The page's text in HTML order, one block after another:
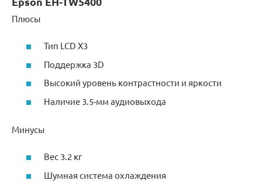
Плюсы
Тип LCD X3
Поддержка 3D
Высокий уровень контрастности и яркости
Наличие 3.5-мм аудиовыхода
Минусы
Вес 3.2 кг
Шумная система охлаждения